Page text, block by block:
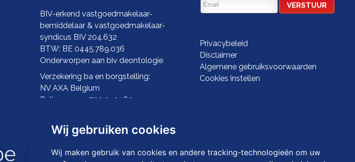
Wij gebruiken cookies
Wij maken gebruik van cookies en andere tracking-technologieën om uw
BIV-erkend vastgoedmakelaar-
bemiddelaar & vastgoedmakelaar-
syndicus BIV 204.632
BTW: BE 0445.789.036
Onderworpen aan biv deontologie
Verzekering ba en borgstelling:
NV AXA Belgium
Polisnummer 730.390.160
Privacybeleid
Disclaimer
Algemene gebruiksvoorwaarden
Cookies instellen